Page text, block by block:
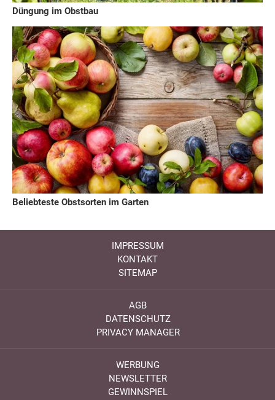
Düngung im Obstbau
Beliebteste Obstsorten im Garten
IMPRESSUM
KONTAKT
SITEMAP
AGB
DATENSCHUTZ
PRIVACY MANAGER
WERBUNG
NEWSLETTER
GEWINNSPIEL